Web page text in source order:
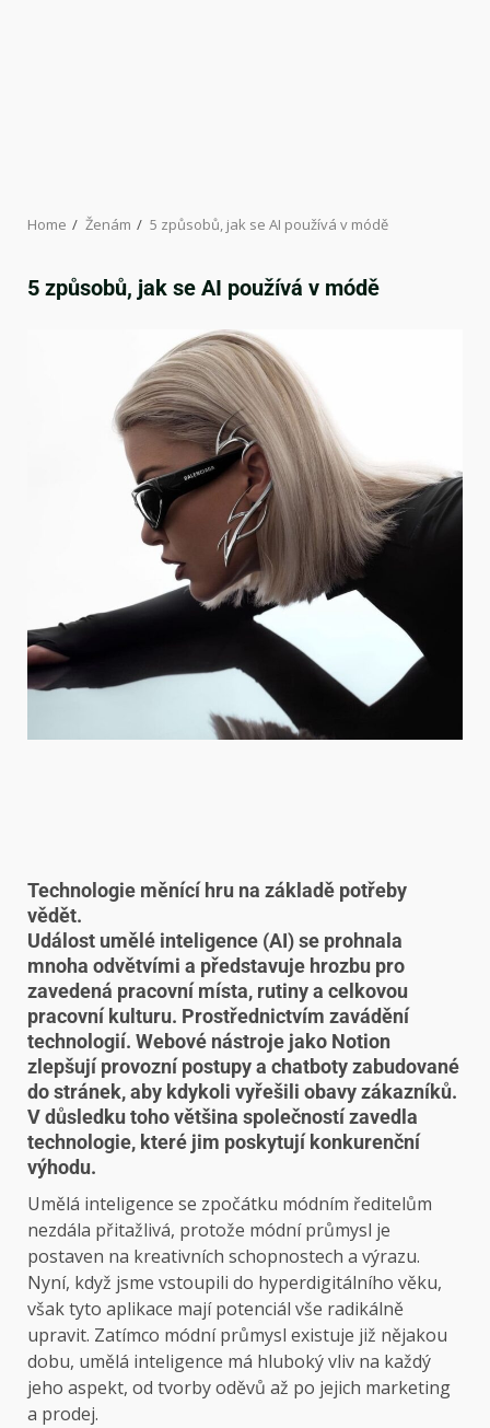
Home Ženám 5 způsobů, jak se AI používá v módě
5 způsobů, jak se AI používá v módě
Technologie měnící hru na základě potřeby
vědět.
Událost umělé inteligence (AI) se prohnala
mnoha odvětvími a představuje hrozbu pro
zavedená pracovní místa, rutiny a celkovou
pracovní kulturu. Prostřednictvím zavádění
technologií. Webové nástroje jako Notion
zlepšují provozní postupy a chatboty zabudované
do stránek, aby kdykoli vyřešili obavy zákazníků.
V důsledku toho většina společností zavedla
technologie, které jim poskytují konkurenční
výhodu.
Umělá inteligence se zpočátku módním ředitelům
nezdála přitažlivá, protože módní průmysl je
postaven na kreativních schopnostech a výrazu.
Nyní, když jsme vstoupili do hyperdigitálního věku,
však tyto aplikace mají potenciál vše radikálně
upravit. Zatímco módní průmysl existuje již nějakou
dobu, umělá inteligence má hluboký vliv na každý
jeho aspekt, od tvorby oděvů až po jejich marketing
a prodej.